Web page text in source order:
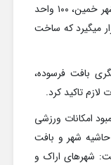
اراک، ۸۰۰ واحد در شهر ساوه، ۱۰۰ واحد در شهر خمین، ۱۰۰ واحد
قرار میگیرد که ساخت
بافت فرسوده،
لازم تاکید کرد.
امکانات ورزشی
شهر و بافت
شهرهای اراک و